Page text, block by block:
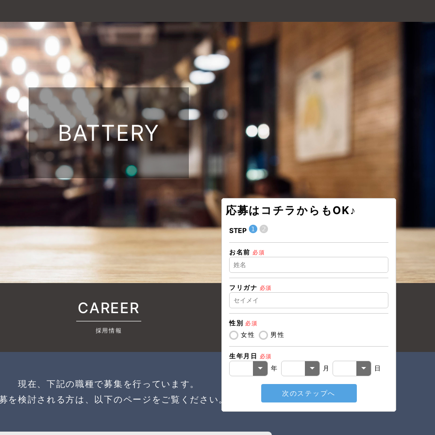
BATTERY
応募はコチラからもOK♪
STEP ❶❷
お名前 必須
フリガナ 必須
性別 必須
女性 男性
生年月日 必須
年 月 日
次のステップへ
STEP❶❷
CAREER
採用情報
現在、下記の職種で募集を行っています。
を検討される方は、以下のページをご覧ください。